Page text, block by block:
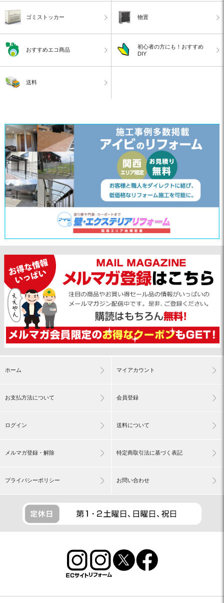
ゴミストッカー 物置
おすすめエコ商品
初心者の方にも！おすすめ
DIY
送料
ホーム マイアカウント
お支払方法について 会員登録
ログイン 送料について
メルマガ登録・解除 特定商取引法に基づく表記
プライバシーポリシー お問い合わせ